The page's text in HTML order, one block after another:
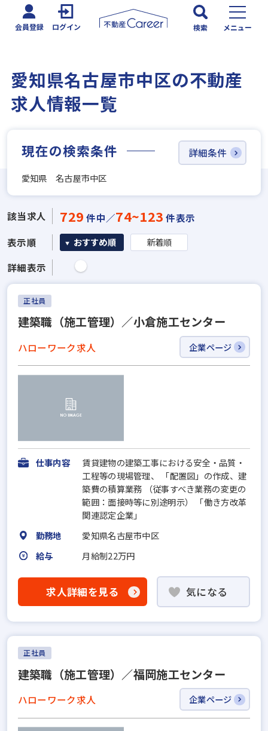
会員登録 ログイン 検索 メニュー
愛知県名古屋市中区の不動産
求人情報一覧
現在の検索条件
愛知県 名古屋市中区
詳細条件
該当求人 729 件中／74~123 件表示
表示順
おすすめ順 新着順
詳細表示
正社員
建築職（施工管理）／小倉施工センター
ハローワーク求人 企業ページ
仕事内容
賃貸建物の建築工事における安全・品質・
工程等の現場管理、 「配置図」の作成、建
築費の積算業務 （従事すべき業務の変更の
範囲：面接時等に別途明示） 「働き方改革
関連認定企業」
勤務地
愛知県名古屋市中区
給与
月給制22万円
求人詳細を見る 気になる
正社員
建築職（施工管理）／福岡施工センター
ハローワーク求人 企業ページ